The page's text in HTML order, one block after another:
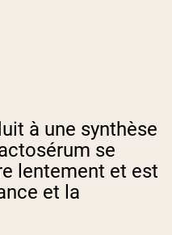
à une synthèse
se
lentement et est
et la